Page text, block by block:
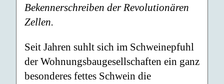
Bekennerschreiben der Revolutionären
Zellen.
Seit Jahren suhlt sich im Schweinepfuhl
der Wohnungsbaugesellschaften ein ganz
besonderes fettes Schwein die